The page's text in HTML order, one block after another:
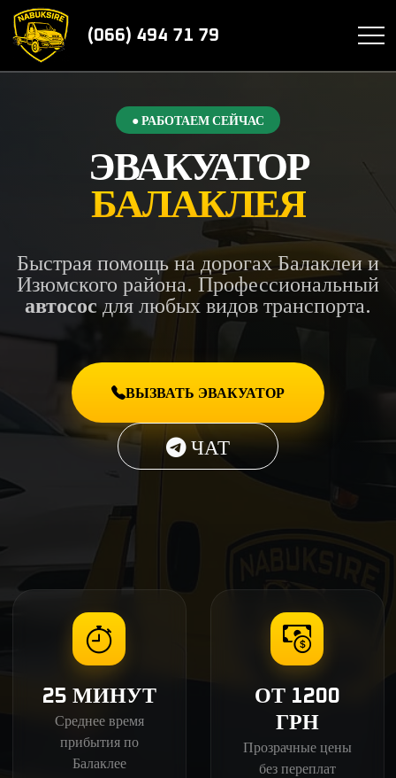
(066) 494 71 79
● РАБОТАЕМ СЕЙЧАС
ЭВАКУАТОР
БАЛАКЛЕЯ
Быстрая помощь на дорогах Балаклеи и
Изюмского района. Профессиональный
автосос для любых видов транспорта.
ВЫЗВАТЬ ЭВАКУАТОР
ЧАТ
25 МИНУТ
Среднее время
прибытия по
Балаклее
ОТ 1200
ГРН
Прозрачные цены
без переплат